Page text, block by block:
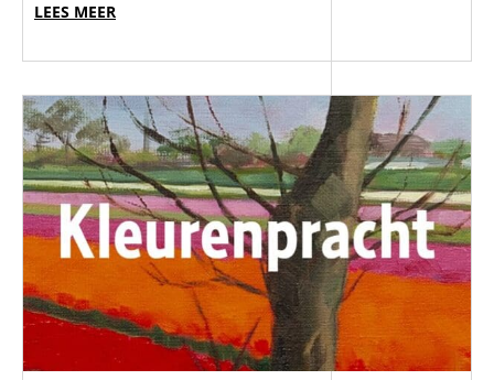
LEES MEER